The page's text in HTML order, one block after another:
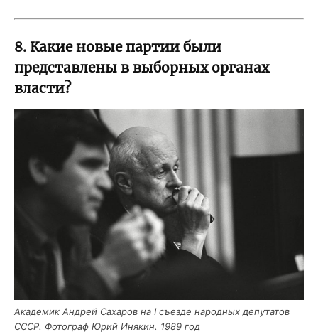
8. Какие новые партии были
представлены в выборных органах
власти?
Ака­де­мик Андрей Саха­ров на I съез­де народ­ных депу­та­тов
СССР. Фото­граф Юрий Иня­кин. 1989 год